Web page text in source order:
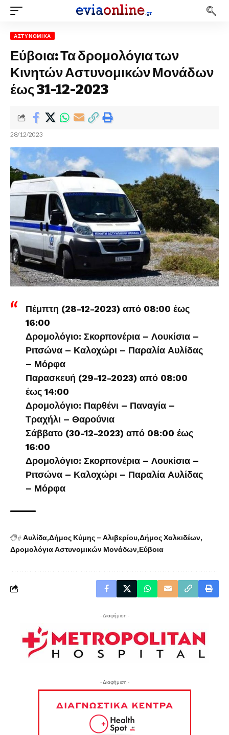
ΑΣΤΥΝΟΜΙΚΆ
Εύβοια: Τα δρομολόγια των
Κινητών Αστυνομικών Μονάδων
έως 31-12-2023
28/12/2023
Πέμπτη (28-12-2023) από 08:00 έως
16:00
Δρομολόγιο: Σκορπονέρια – Λουκίσια –
Ριτσώνα – Καλοχώρι – Παραλία Αυλίδας
– Μόρφα
Παρασκευή (29-12-2023) από 08:00
έως 14:00
Δρομολόγιο: Παρθένι – Παναγία –
Τραχήλι – Θαρούνια
Σάββατο (30-12-2023) από 08:00 έως
16:00
Δρομολόγιο: Σκορπονέρια – Λουκίσια –
Ριτσώνα – Καλοχώρι – Παραλία Αυλίδας
– Μόρφα
#Αυλίδα Δήμος Κύμης – Αλιβερίου Δήμος Χαλκιδέων
Δρομολόγια Αστυνομικών Μονάδων Εύβοια
- Διαφήμιση -
- Διαφήμιση -